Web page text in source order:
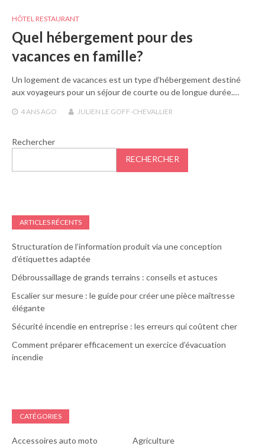
HÔTEL RESTAURANT
Quel hébergement pour des
vacances en famille?
Un logement de vacances est un type d’hébergement destiné
aux voyageurs pour un séjour de courte ou de longue durée.…
4 ANSAGO JULIEN LE GOFF-CHEVALLIER
Rechercher
RECHERCHER
ARTICLES RÉCENTS
Structuration de l’information produit via une conception
d’étiquettes adaptée
Débroussaillage de grands terrains : conseils et astuces
Escalier sur mesure : le guide pour créer une pièce maîtresse
élégante
Sécurité incendie en entreprise : les erreurs qui coûtent cher
Comment préparer efficacement un exercice d’évacuation
incendie
CATÉGORIES
Accessoires auto moto
Agriculture